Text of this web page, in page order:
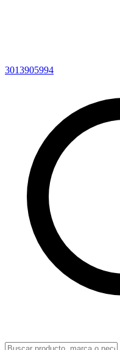
3013905994